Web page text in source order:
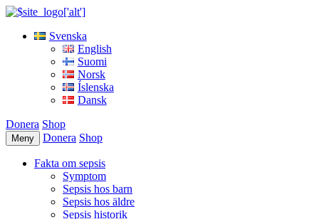
Svenska
English
Suomi
Norsk
Íslenska
Dansk
Donera Shop
Meny Donera Shop
Fakta om sepsis
Symptom
Sepsis hos barn
Sepsis hos äldre
Sepsis historik